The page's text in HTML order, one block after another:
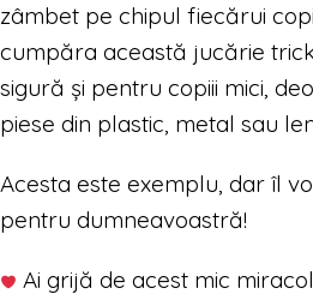
zâmbet pe chipul fiecărui
cumpăra această jucărie
sigură și pentru copiii mici,
piese din plastic, metal sau
Acesta este exemplu, dar îl
pentru dumneavoastră!
Ai grijă de acest mic